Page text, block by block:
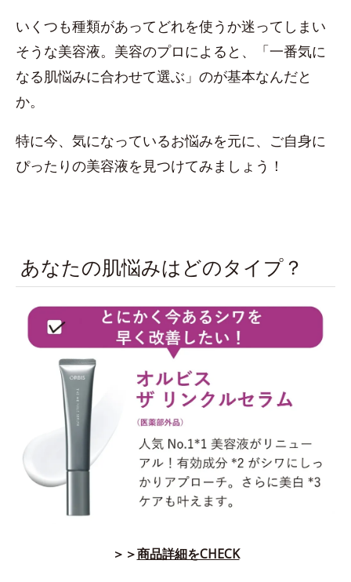
いくつも種類があってどれを使うか迷ってしまい
そうな美容液。美容のプロによると、「一番気に
なる肌悩みに合わせて選ぶ」のが基本なんだと
か。
特に今、気になっているお悩みを元に、ご自身に
ぴったりの美容液を見つけてみましょう！
あなたの肌悩みはどのタイプ？
＞＞商品詳細をCHECK